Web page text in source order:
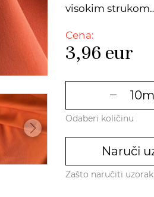
visokim
Cena:
3,96 eur
Odaberi količinu
Naruči
Zašto naručiti uzorak